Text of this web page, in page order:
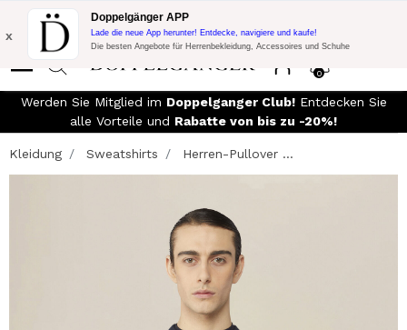
Blitzangebot:
10% Extra-Rabatt auf 300€ Einkauf mit Code:
DOPPEL300
0
x
Doppelgänger APP
Lade die neue App herunter! Entdecke, navigiere und kaufe!
Die besten Angebote für Herrenbekleidung, Accessoires und Schuhe
Werden Sie Mitglied im Doppelganger Club!Entdecken Sie
alle Vorteile und Rabatte von bis zu -20%!
Kleidung Sweatshirts Herren-Pullover ...